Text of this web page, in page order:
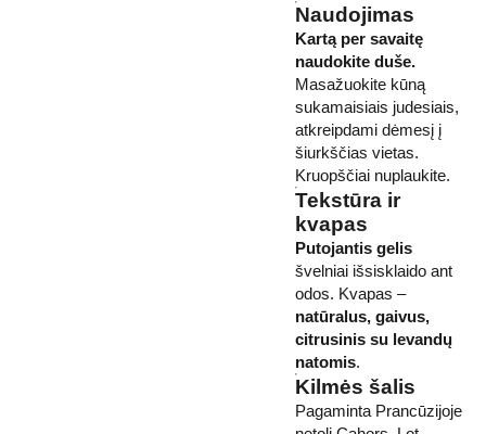
Naudojimas
Kartą per savaitę
naudokite duše.
Masažuokite kūną
sukamaisiais judesiais,
atkreipdami dėmesį į
šiurkščias vietas.
Kruopščiai nuplaukite.
Tekstūra ir
kvapas
Putojantis gelis
švelniai išsisklaido ant
odos. Kvapas –
natūralus, gaivus,
citrusinis su levandų
natomis.
Kilmės šalis
Pagaminta Prancūzijoje